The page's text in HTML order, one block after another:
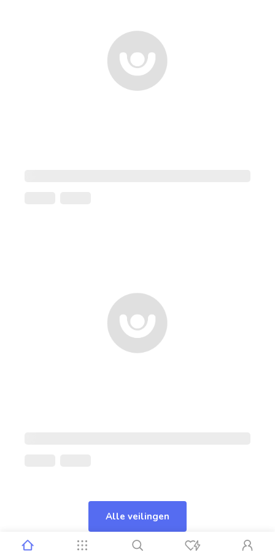
Alle veilingen